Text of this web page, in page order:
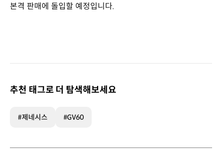
본격 판매에 돌입할 예정입니다.
추천 태그로 더 탐색해보세요
#제네시스 #GV60